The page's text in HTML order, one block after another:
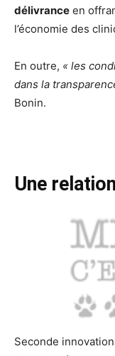
délivrance en
l’économie des
En outre, « les
dans la
Bonin.
Une
Seconde